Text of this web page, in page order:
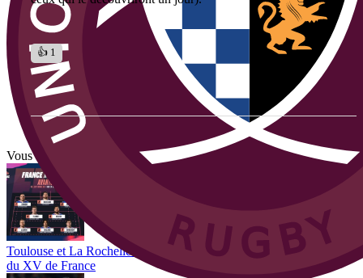
👍 1
Vous avez tout lu ?
Toulouse et La Rochelle intéressés ? Toulon lorgne aussi ce talent
du XV de France